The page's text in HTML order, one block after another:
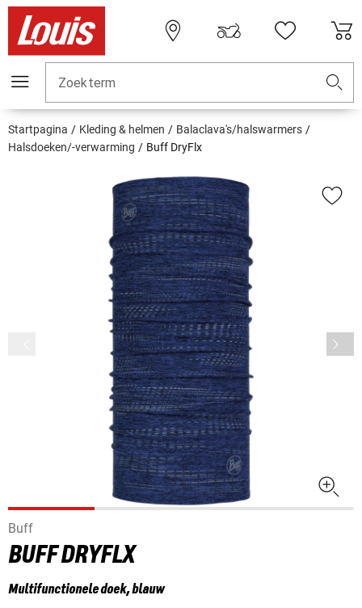
Zoekterm
Startpagina Kleding & helmen
Balaclava's/halswarmers
Halsdoeken/-verwarming
Buff DryFlx
Buff
BUFF DRYFLX
Multifunctionele doek, blauw